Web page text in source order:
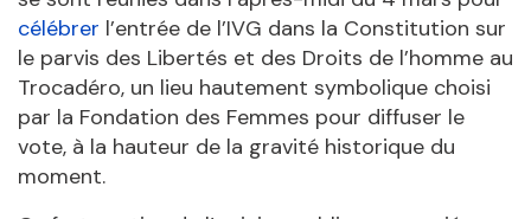
célébrer l’entrée de l’IVG dans la Constitution sur
le parvis des Libertés et des Droits de l’homme au
Trocadéro, un lieu hautement symbolique choisi
par la Fondation des Femmes pour diffuser le
vote, à la hauteur de la gravité historique du
moment.